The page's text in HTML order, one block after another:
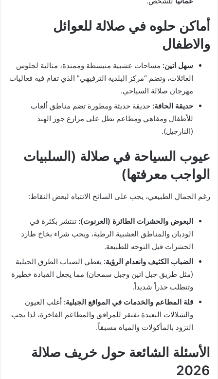
أماكن حلوه في صلالة للعوائل
والاطفال
سهل اتين: مساحات عشبية منبسطة وممتدة، مثالية لجلوس
العائلات، وتضم “مركز البلدية الترفيهي” الذي تقام فيه فعاليات
مهرجان صلالة السياحي.
حديقة الحافة: حديقة حديثة ومطورة تضم مناطق ألعاب
للأطفال ومقاهي ومطاعم تطل على مزارع جوز الهند
(النارجيل).
عيوب السياحة في صلالة (السلبيات
الواجب معرفتها)
رغم الجمال الطبيعي، يجب على السائح الانتباه لبعض النقاط:
البعوض والحشرات الطائرة (العرنوت): تنتشر بكثرة في
الوديان والمناطق العشبية الرطبة، ويجب شراء بخاخ طارد
الحشرات قبل التوجه للطبيعة.
الضباب الكثيف وانعدام الرؤية: يغطي الضباب الطرق الجبلية
(مثل طريق جبل اتين وجبل سمحان) مما يجعل القيادة خطيرة
وتتطلب حذراً شديداً.
قلة المطاعم والخدمات في المواقع الجبلية: أغلب العيون
والشلالات البعيدة تفتقر للمرافق والمطاعم الفاخرة، لذا يجب
التزود بالمأكولات والمياه مسبقاً.
الأسئلة الشائعة حول خريف صلالة
2026